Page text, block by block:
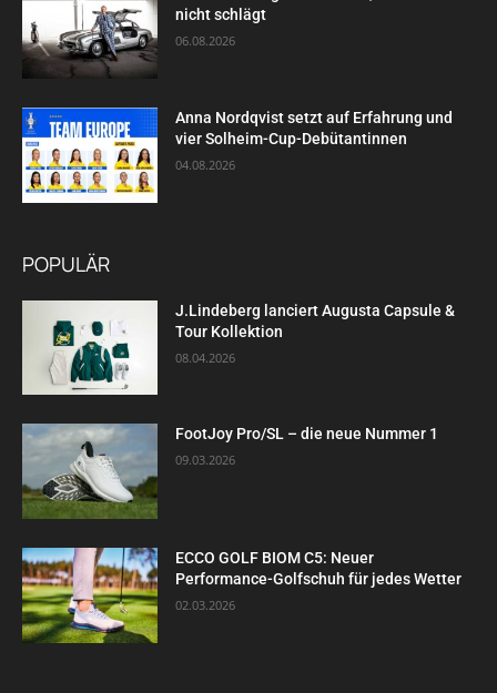
nicht schlägt
06.08.2026
Anna Nordqvist setzt auf Erfahrung und
vier Solheim-Cup-Debütantinnen
04.08.2026
POPULÄR
J.Lindeberg lanciert Augusta Capsule &
Tour Kollektion
08.04.2026
FootJoy Pro/SL – die neue Nummer 1
09.03.2026
ECCO GOLF BIOM C5: Neuer
Performance-Golfschuh für jedes Wetter
02.03.2026